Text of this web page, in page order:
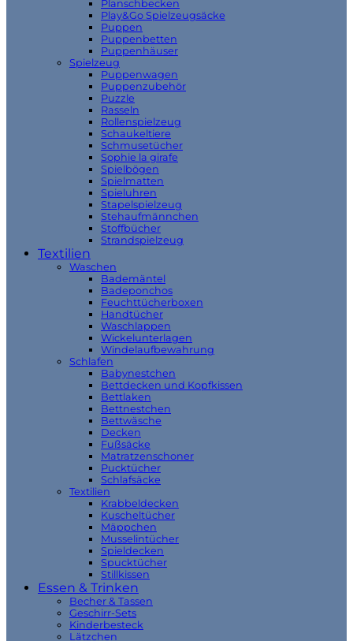
Planschbecken
Play&Go Spielzeugsäcke
Puppen
Puppenbetten
Puppenhäuser
Spielzeug
Puppenwagen
Puppenzubehör
Puzzle
Rasseln
Rollenspielzeug
Schaukeltiere
Schmusetücher
Sophie la girafe
Spielbögen
Spielmatten
Spieluhren
Stapelspielzeug
Stehaufmännchen
Stoffbücher
Strandspielzeug
Textilien
Waschen
Bademäntel
Badeponchos
Feuchttücherboxen
Handtücher
Waschlappen
Wickelunterlagen
Windelaufbewahrung
Schlafen
Babynestchen
Bettdecken und Kopfkissen
Bettlaken
Bettnestchen
Bettwäsche
Decken
Fußsäcke
Matratzenschoner
Pucktücher
Schlafsäcke
Textilien
Krabbeldecken
Kuscheltücher
Mäppchen
Musselintücher
Spieldecken
Spucktücher
Stillkissen
Essen & Trinken
Becher & Tassen
Geschirr-Sets
Kinderbesteck
Lätzchen